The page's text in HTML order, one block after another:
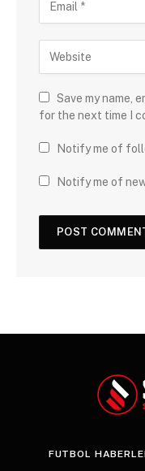
Save my name,
for the next time I
Notify me of
Notify me of
FUTBOL